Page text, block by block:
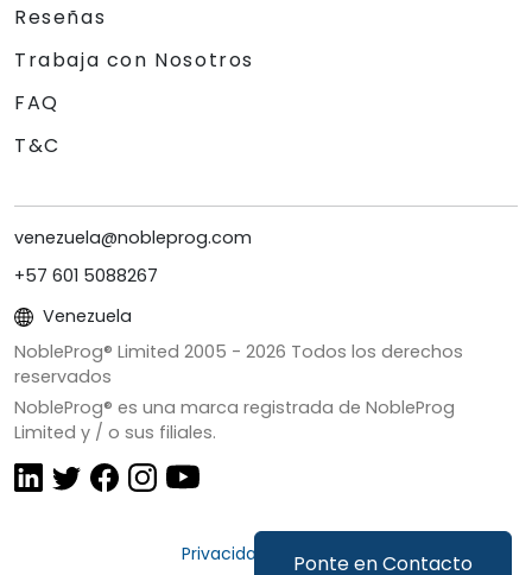
Ponte en Contacto
Reseñas
Trabaja con Nosotros
FAQ
T&C
venezuela@nobleprog.com
+57 601 5088267
Venezuela
NobleProg® Limited 2005 - 2026 Todos los derechos
reservados
NobleProg® es una marca registrada de NobleProg
Limited y / o sus filiales.
Privacidad y Cookies